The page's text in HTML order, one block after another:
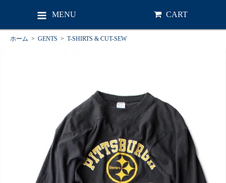
MENU CART
ホーム > GENTS > T-SHIRTS & CUT-SEW